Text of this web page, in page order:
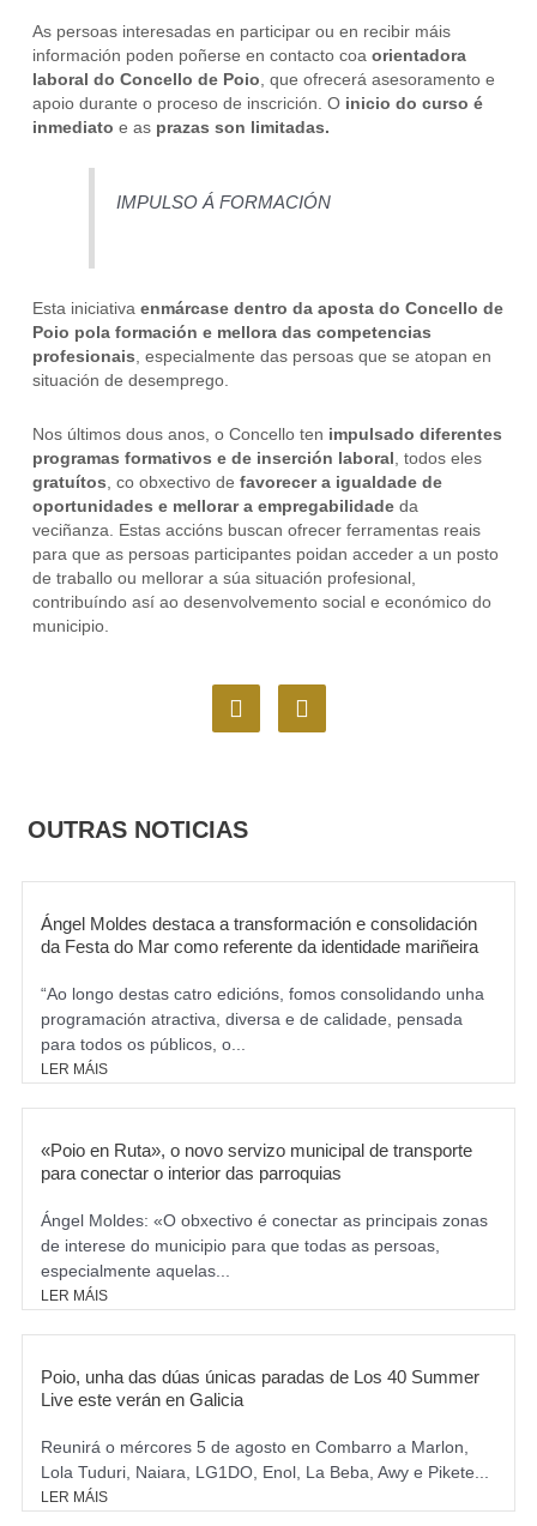
As persoas interesadas en participar ou en recibir máis
información poden poñerse en contacto coaorientadora
laboral do Concello de Poio , que ofrecerá asesoramento e
apoio durante o proceso de inscrición. O inicio do curso é
inmediato e as prazas son limitadas.
IMPULSO Á FORMACIÓN
Esta iniciativaenmárcase dentro da aposta do Concello de
Poio pola formación e mellora das competencias
profesionais , especialmente das persoas que se atopan en
situación de desemprego.
Nos últimos dous anos, o Concello ten impulsado diferentes
programas formativos e de inserción laboral , todos eles
gratuítos , co obxectivo defavorecer a igualdade de
oportunidades e mellorar a empregabilidade da
veciñanza. Estas accións buscan ofrecer ferramentas reais
para que as persoas participantes poidan acceder a un posto
de traballo ou mellorar a súa situación profesional,
contribuíndo así ao desenvolvemento social e económico do
municipio.
F
a
o
o
I
n
m
OUTRAS NOTICIAS
Ángel Moldes destaca a transformación e consolidación
da Festa do Mar como referente da identidade mariñeira
“Ao longo destas catro edicións, fomos consolidando unha
programación atractiva, diversa e de calidade, pensada
para todos os públicos, o...
LER MÁIS
«Poio en Ruta», o novo servizo municipal de transporte
para conectar o interior das parroquias
Ángel Moldes: «O obxectivo é conectar as principais zonas
de interese do municipio para que todas as persoas,
especialmente aquelas...
LER MÁIS
Poio, unha das dúas únicas paradas de Los 40 Summer
Live este verán en Galicia
Reunirá o mércores 5 de agosto en Combarro a Marlon,
Lola Tuduri, Naiara, LG1DO, Enol, La Beba, Awy e Pikete...
LER MÁIS